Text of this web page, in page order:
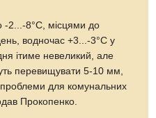
-2...-8°С, місцями до
водночас +3...-3°С у
ітиме невеликий, але
перевищувати 5-10 мм,
для комунальних
Прокопенко.